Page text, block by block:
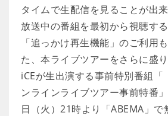
タイムで生配信を見ることが出来
放送中の番組を最初から視聴す
「追っかけ再生機能」のご利用
た、本ライブツアーをさらに盛
iCEが生出演する事前特別番組「
ンラインライブツアー事前特番
日（火）21時より「ABEMA」で